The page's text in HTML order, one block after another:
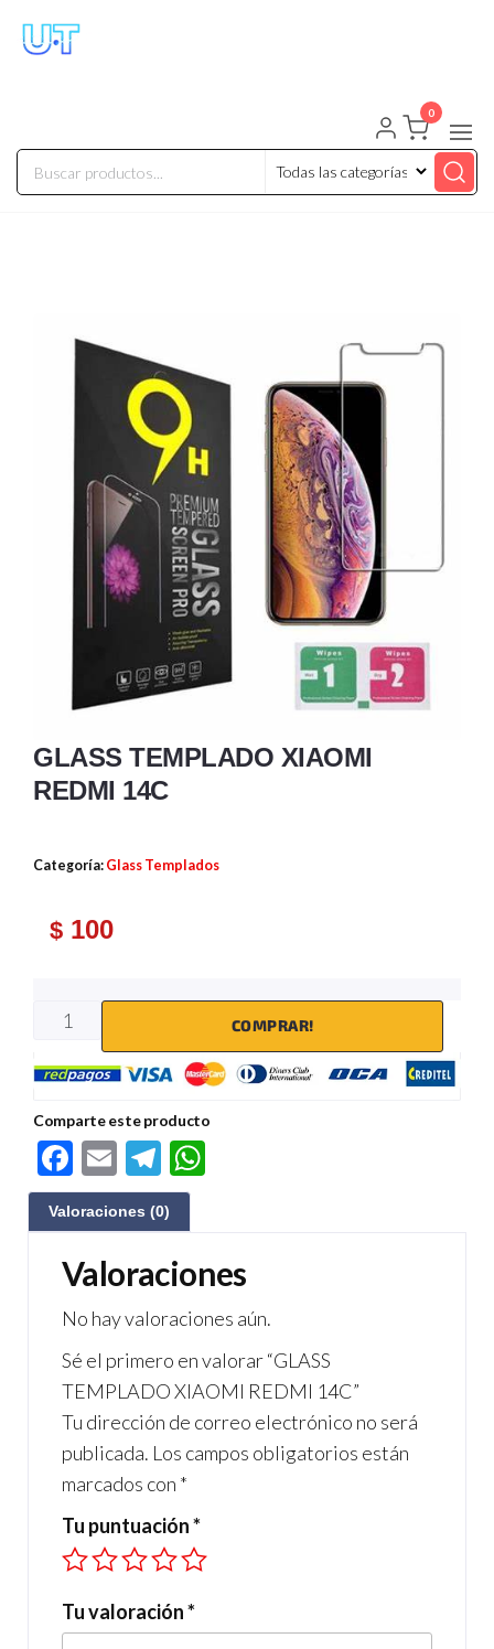
0
GLASS TEMPLADO XIAOMI
REDMI 14C
Categoría: Glass Templados
$ 100
COMPRAR!
Comparte este producto
F
ac
e
b
o
o
k
E
m
ail
Te
le
gr
a
m
s
A
p
p
Valoraciones (0)
Valoraciones
No hay valoraciones aún.
Sé el primero en valorar “GLASS
TEMPLADO XIAOMI REDMI 14C”
Tu dirección de correo electrónico no será
publicada. Los campos obligatorios están
marcados con *
Tu puntuación*
Tu valoración*